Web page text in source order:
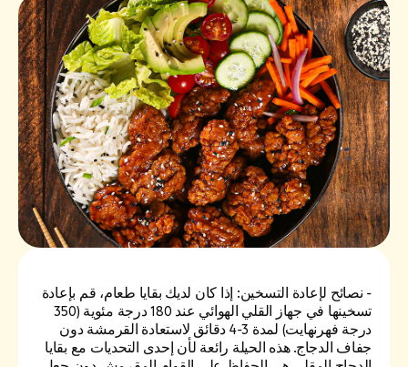
- نصائح لإعادة التسخين: إذا كان لديك بقايا طعام، قم بإعادة
تسخينها في جهاز القلي الهوائي عند 180 درجة مئوية (350
درجة فهرنهايت) لمدة 3-4 دقائق لاستعادة القرمشة دون
جفاف الدجاج. هذه الحيلة رائعة لأن إحدى التحديات مع بقايا